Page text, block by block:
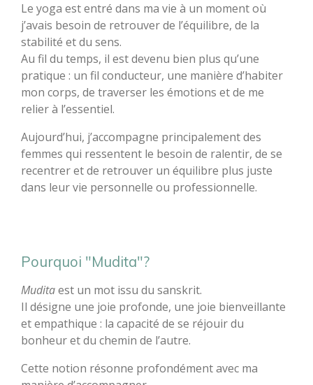
Le yoga est entré dans ma vie à un moment où
j’avais besoin de retrouver de l’équilibre, de la
stabilité et du sens.
Au fil du temps, il est devenu bien plus qu’une
pratique : un fil conducteur, une manière d’habiter
mon corps, de traverser les émotions et de me
relier à l’essentiel.
Aujourd’hui, j’accompagne principalement des
femmes qui ressentent le besoin de ralentir, de se
recentrer et de retrouver un équilibre plus juste
dans leur vie personnelle ou professionnelle.
Pourquoi "Mudita"?
Muditaest un mot issu du sanskrit.
Il désigne une joie profonde, une joie bienveillante
et empathique : la capacité de se réjouir du
bonheur et du chemin de l’autre.
Cette notion résonne profondément avec ma